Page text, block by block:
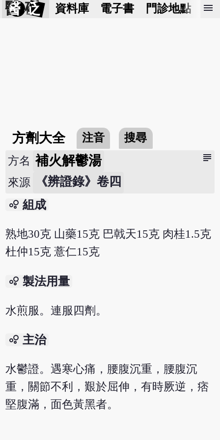
醫 砭 資料庫 電子書 門診地點 預
menu
方劑大全 注音 搜尋
subject
方名 補火解鬱湯
來源 《辨證錄》卷四
bubble_chart 組成
熟地30克 山藥15克 巴戟天15克 肉桂1.5克
杜仲15克 薏仁15克
bubble_chart 製法用量
水煎服。連服四劑。
bubble_chart 主治
水鬱證。遇寒心痛，腰腹沉重，腰腹沉
重，關節不利，艱於屈伸，有時厥逆，痞
堅腹滿，面色黃黑者。